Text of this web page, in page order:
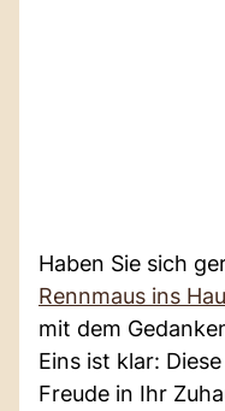
Haben Sie sich
Rennmaus ins
mit dem
Eins ist klar:
Freude in Ihr